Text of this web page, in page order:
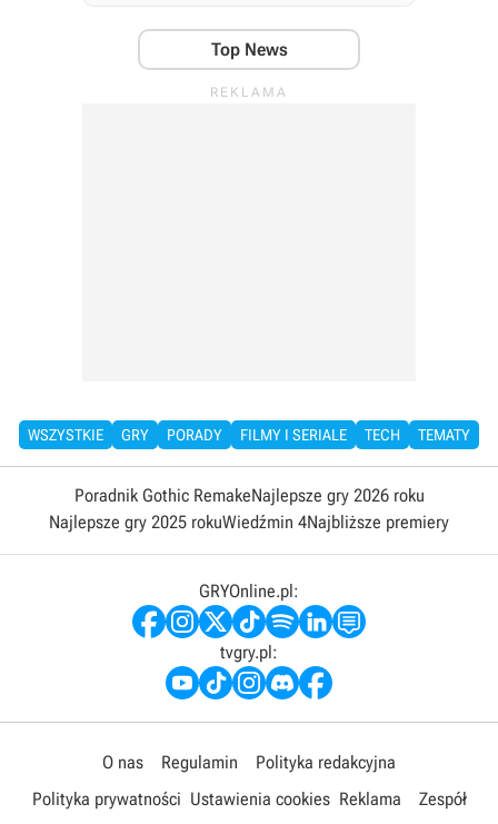
Top News
WSZYSTKIE GRY PORADY FILMY I SERIALE TECH TEMATY
Poradnik Gothic RemakeNajlepsze gry 2026 roku
Najlepsze gry 2025 rokuWiedźmin 4Najbliższe premiery
GRYOnline.pl:
tvgry.pl:
O nas Regulamin
Polityka redakcyjna
Polityka prywatności Ustawienia cookies Reklama Zespół